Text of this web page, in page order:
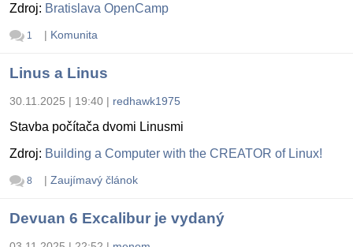
Zdroj: Bratislava OpenCamp
1 | Komunita
Linus a Linus
30.11.2025 | 19:40 | redhawk1975
Stavba počítača dvomi Linusmi
Zdroj: Building a Computer with the CREATOR of Linux!
8 | Zaujímavý článok
Devuan 6 Excalibur je vydaný